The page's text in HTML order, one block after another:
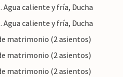
Agua caliente y fría, Ducha
Agua caliente y fría, Ducha
matrimonio (2 asientos)
matrimonio (2 asientos)
matrimonio (2 asientos)